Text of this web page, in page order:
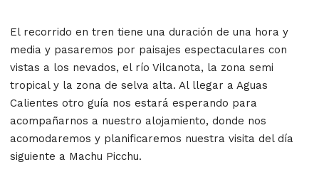
El recorrido en tren tiene una duración de una hora y
media y pasaremos por paisajes espectaculares con
vistas a los nevados, el río Vilcanota, la zona semi
tropical y la zona de selva alta. Al llegar a Aguas
Calientes otro guía nos estará esperando para
acompañarnos a nuestro alojamiento, donde nos
acomodaremos y planificaremos nuestra visita del día
siguiente a Machu Picchu.